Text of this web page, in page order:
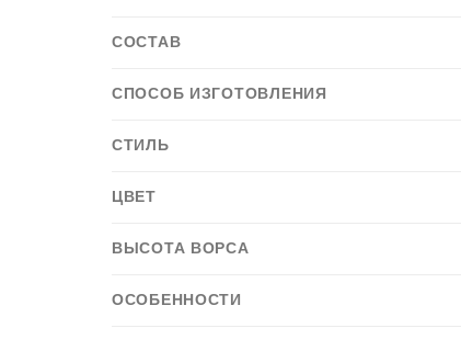
СОСТАВ
СПОСОБ ИЗГОТОВЛЕНИЯ
СТИЛЬ
ЦВЕТ
ВЫСОТА ВОРСА
ОСОБЕННОСТИ